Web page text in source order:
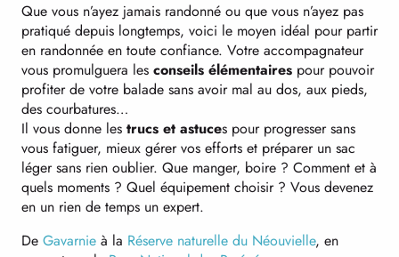
Que vous n’ayez jamais randonné ou que vous n’ayez pas
pratiqué depuis longtemps, voici le moyen idéal pour partir
en randonnée en toute confiance. Votre accompagnateur
vous promulguera les conseils élémentaires pour pouvoir
profiter de votre balade sans avoir mal au dos, aux pieds,
des courbatures…
Il vous donne les trucs et astuces pour progresser sans
vous fatiguer, mieux gérer vos efforts et préparer un sac
léger sans rien oublier. Que manger, boire ? Comment et à
quels moments ? Quel équipement choisir ? Vous devenez
en un rien de temps un expert.
De Gavarnie à la Réserve naturelle du Néouvielle, en